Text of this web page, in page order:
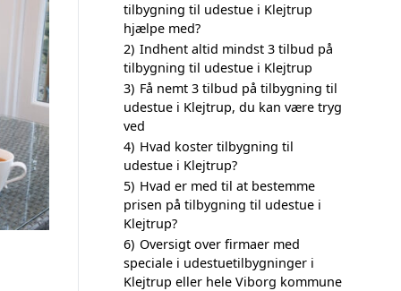
tilbygning til udestue i Klejtrup
hjælpe med?
2) Indhent altid mindst 3 tilbud på
tilbygning til udestue i Klejtrup
3) Få nemt 3 tilbud på tilbygning til
udestue i Klejtrup, du kan være tryg
ved
4) Hvad koster tilbygning til
udestue i Klejtrup?
5) Hvad er med til at bestemme
prisen på tilbygning til udestue i
Klejtrup?
6) Oversigt over firmaer med
speciale i udestuetilbygninger i
Klejtrup eller hele Viborg kommune